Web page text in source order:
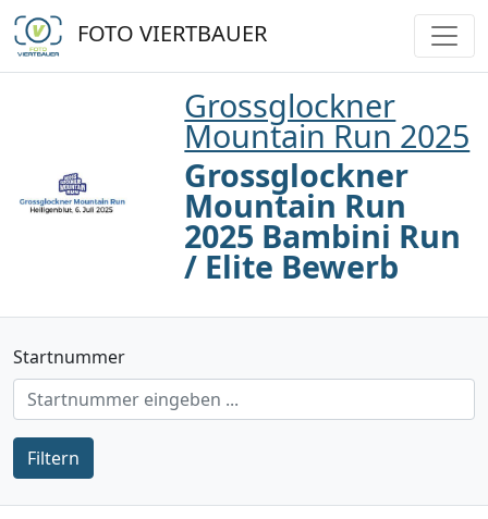
FOTO VIERTBAUER
Grossglockner
Mountain Run 2025
Grossglockner
Mountain Run
2025 Bambini Run
/ Elite Bewerb
Startnummer
Filtern